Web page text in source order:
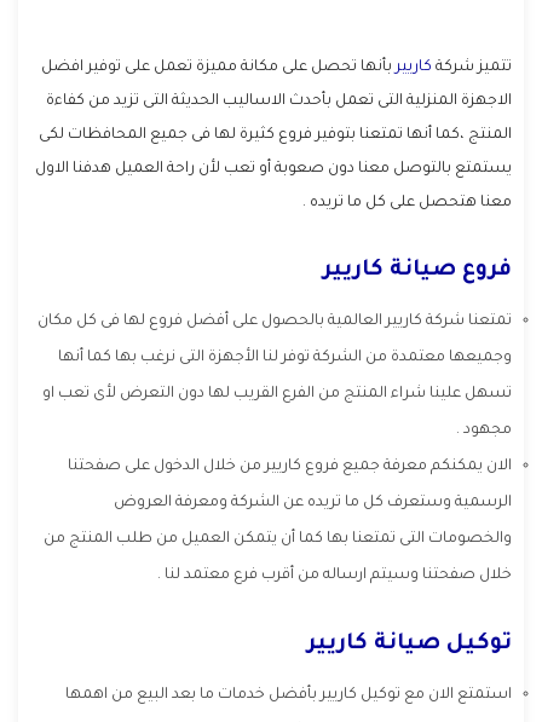
تتميز شركة كارييربأنها تحصل على مكانة مميزة تعمل على توفير افضل
الاجهزة المنزلية التى تعمل بأحدث الاساليب الحديثة التى تزيد من كفاءة
المنتج ،كما أنها تمتعنا بتوفير فروع كثيرة لها فى جميع المحافظات لكى
يستمتع بالتوصل معنا دون صعوبة أو تعب لأن راحة العميل هدفنا الاول
معنا هتحصل على كل ما تريده .
فروع صيانة كاريير
تمتعنا شركة كاريير العالمية بالحصول على أفضل فروع لها فى كل مكان
وجميعها معتمدة من الشركة توفر لنا الأجهزة التى نرغب بها كما أنها
تسهل علينا شراء المنتج من الفرع القريب لها دون التعرض لأى تعب او
مجهود .
الان يمكنكم معرفة جميع فروع كاريير من خلال الدخول على صفحتنا
الرسمية وستعرف كل ما تريده عن الشركة ومعرفة العروض
والخصومات التى تمتعنا بها كما أن يتمكن العميل من طلب المنتج من
خلال صفحتنا وسيتم ارساله من أقرب فرع معتمد لنا .
توكيل صيانة كاريير
استمتع الان مع توكيل كاريير بأفضل خدمات ما بعد البيع من اهمها